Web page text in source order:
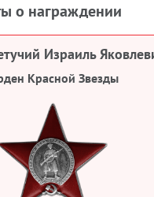
о награждении
Израиль
Красной Звезды